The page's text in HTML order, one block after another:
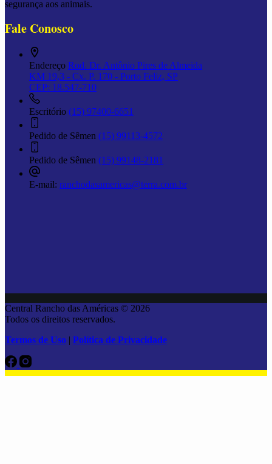
segurança aos animais.
Fale Conosco
Endereço Rod. Dr. Antônio Pires de Almeida
KM 19,3 - Cx. P. 170 - Porto Feliz, SP
CEP: 18.547-710
Escritório (15) 97400-6651
Pedido de Sêmen (15) 99113-4572
Pedido de Sêmen (15) 99148-2181
E-mail: ranchodasamericas@terra.com.br
Central Rancho das Américas © 2026
Todos os direitos reservados.
Termos de Uso | Política de Privacidade